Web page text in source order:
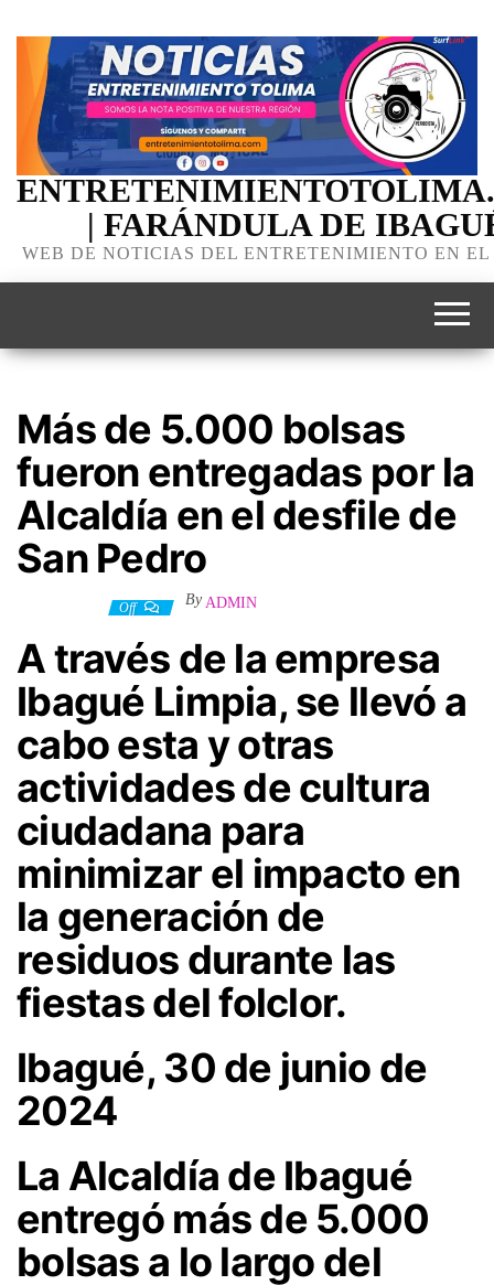
| FARÁNDULA DE
WEB DE NOTICIAS DEL ENTRETENIMIENTO EN
Más de 5.000 bolsas
fueron entregadas por la
Alcaldía en el desfile de
San Pedro
Off By ADMIN
A través de la empresa
Ibagué Limpia, se llevó a
cabo esta y otras
actividades de cultura
ciudadana para
minimizar el impacto en
la generación de
residuos durante las
fiestas del folclor.
Ibagué, 30 de junio de
2024
La Alcaldía de Ibagué
entregó más de 5.000
bolsas a lo largo del